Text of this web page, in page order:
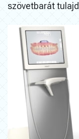
szövetbarát